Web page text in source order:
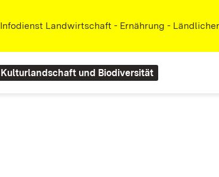
Extern:
Infodienst Landwirtschaft - Ernährung -
Kulturlandschaft und Biodiversität